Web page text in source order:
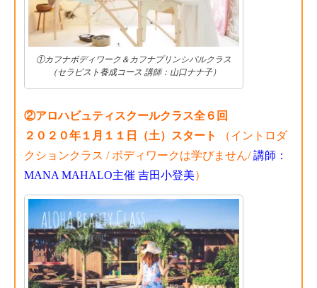
①カフナボディワーク＆カフナプリンシパルクラス
（セラピスト養成コース 講師：山口ナナ子）
②アロハビュティスクールクラス全６回
２０２０年１月１１日（土）スタート
（イントロダ
クションクラス / ボディワークは学びません/講師：
MANA MAHALO主催 吉田小登美）